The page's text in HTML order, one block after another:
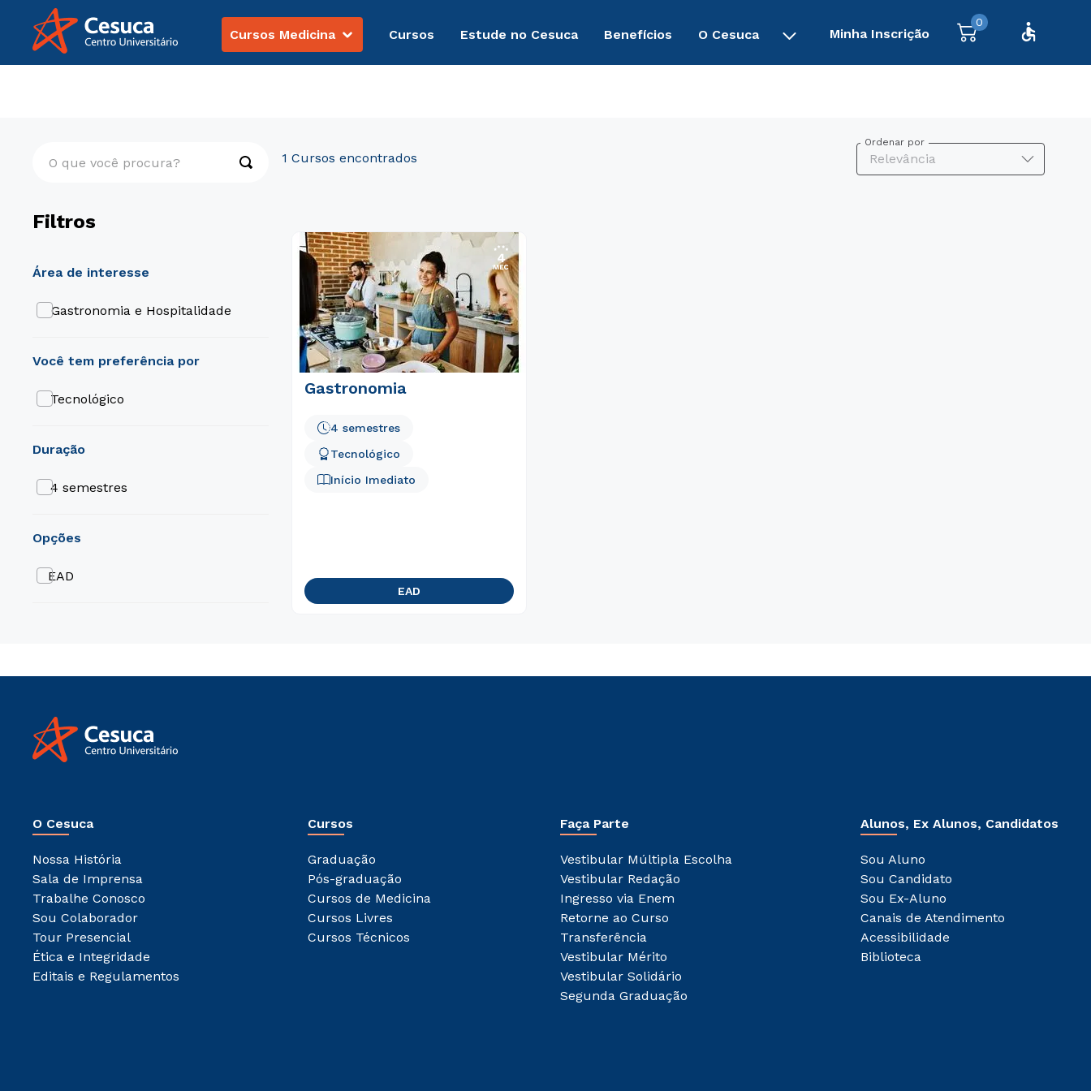
Cursos Medicina Cursos Estude no Cesuca Benefícios O Cesuca Minha Inscrição
0
Filtros
área de interesse
Gastronomia e Hospitalidade
duração
4 semestres
opções
EAD
Tecnológico
1
Ordenar por
Relevância
Gastronomia
Tecnológico
4 semestres
Início Imediato
EAD
O Cesuca
Nossa História
Sala de Imprensa
Trabalhe Conosco
Sou Colaborador
Tour Presencial
Ética e Integridade
Editais e Regulamentos
Cursos
Graduação
Pós-graduação
Cursos de Medicina
Cursos Livres
Cursos Técnicos
Faça Parte
Vestibular Múltipla Escolha
Vestibular Redação
Ingresso via Enem
Retorne ao Curso
Transferência
Vestibular Mérito
Vestibular Solidário
Segunda Graduação
Alunos, Ex Alunos, Candidatos
Sou Aluno
Sou Candidato
Sou Ex-Aluno
Canais de Atendimento
Acessibilidade
Biblioteca
Política de Privacidade. e
autorizo que meus dados sejam utilizados para o
envio de conteúdos do Cesuca.